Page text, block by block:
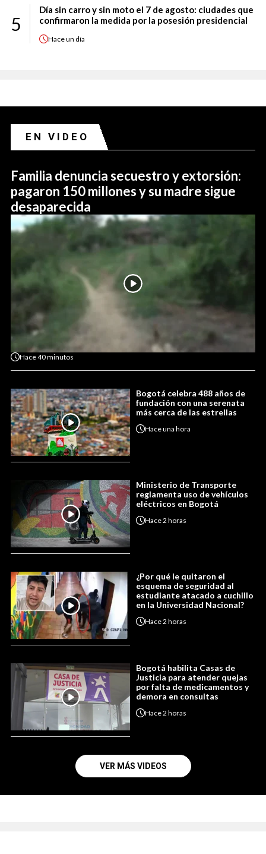
5
Día sin carro y sin moto el 7 de agosto: ciudades que
confirmaron la medida por la posesión presidencial
Haceun día
EN VIDEO
Familia denuncia secuestro y extorsión:
pagaron 150 millones y su madre sigue
desaparecida
Hace40 minutos
Bogotá celebra 488 años de
fundación con una serenata
más cerca de las estrellas
Haceuna hora
Ministerio de Transporte
reglamenta uso de vehículos
eléctricos en Bogotá
Hace2 horas
¿Por qué le quitaron el
esquema de seguridad al
estudiante atacado a cuchillo
en la Universidad Nacional?
Hace2 horas
Bogotá habilita Casas de
Justicia para atender quejas
por falta de medicamentos y
demora en consultas
Hace2 horas
VER MÁS VIDEOS